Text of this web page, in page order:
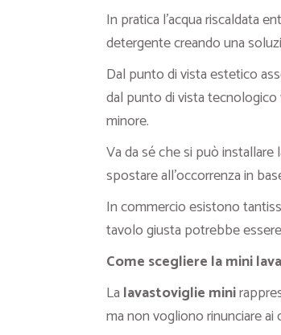
In pratica l’acqua riscaldata
detergente creando una
Dal punto di vista estetico
dal punto di vista tecnologico
minore.
Va da sé che si può installare
spostare all’occorrenza in
In commercio esistono
tavolo giusta potrebbe
Come scegliere la mini
La lavastoviglie mini
ma non vogliono rinunciare ai